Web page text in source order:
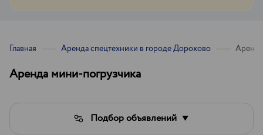
Главная Аренда спецтехники в городе Дорохово
Аренда мини-погрузчика
Подбор объявлений